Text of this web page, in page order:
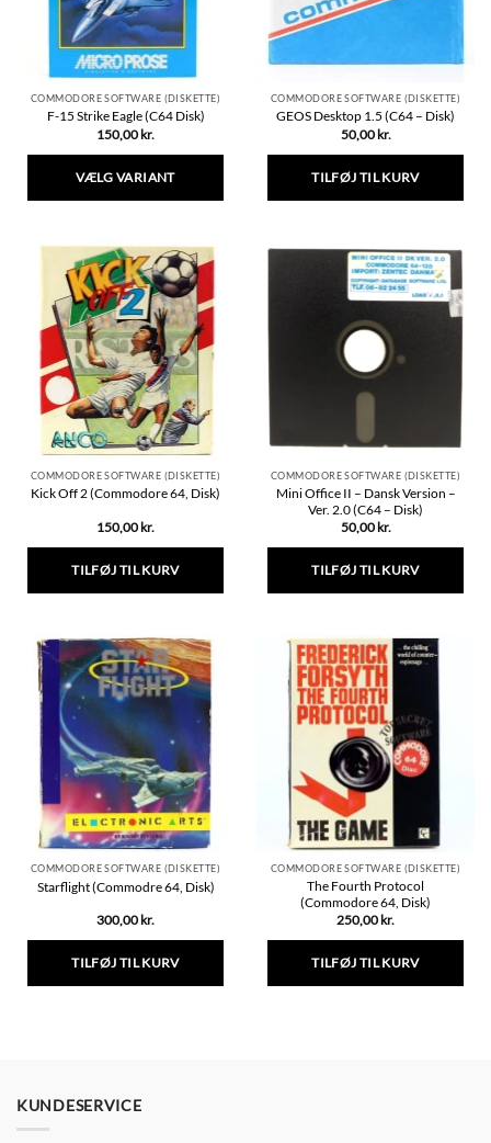
COMMODORE SOFTWARE (DISKETTE)
F-15 Strike Eagle (C64 Disk)
150,00 kr.
VÆLG VARIANT
har
flere
varianter.
Mulighederne
kan
vælges
på
varesiden
COMMODORE SOFTWARE (DISKETTE)
GEOS Desktop 1.5 (C64 – Disk)
50,00 kr.
TILFØJ TIL KURV
COMMODORE SOFTWARE (DISKETTE)
Kick Off 2 (Commodore 64, Disk)
150,00 kr.
TILFØJ TIL KURV
COMMODORE SOFTWARE (DISKETTE)
Mini Office II – Dansk Version –
Ver. 2.0 (C64 – Disk)
50,00 kr.
TILFØJ TIL KURV
COMMODORE SOFTWARE (DISKETTE)
Starflight (Commodre 64, Disk)
300,00 kr.
TILFØJ TIL KURV
COMMODORE SOFTWARE (DISKETTE)
The Fourth Protocol
(Commodore 64, Disk)
250,00 kr.
TILFØJ TIL KURV
KUNDESERVICE